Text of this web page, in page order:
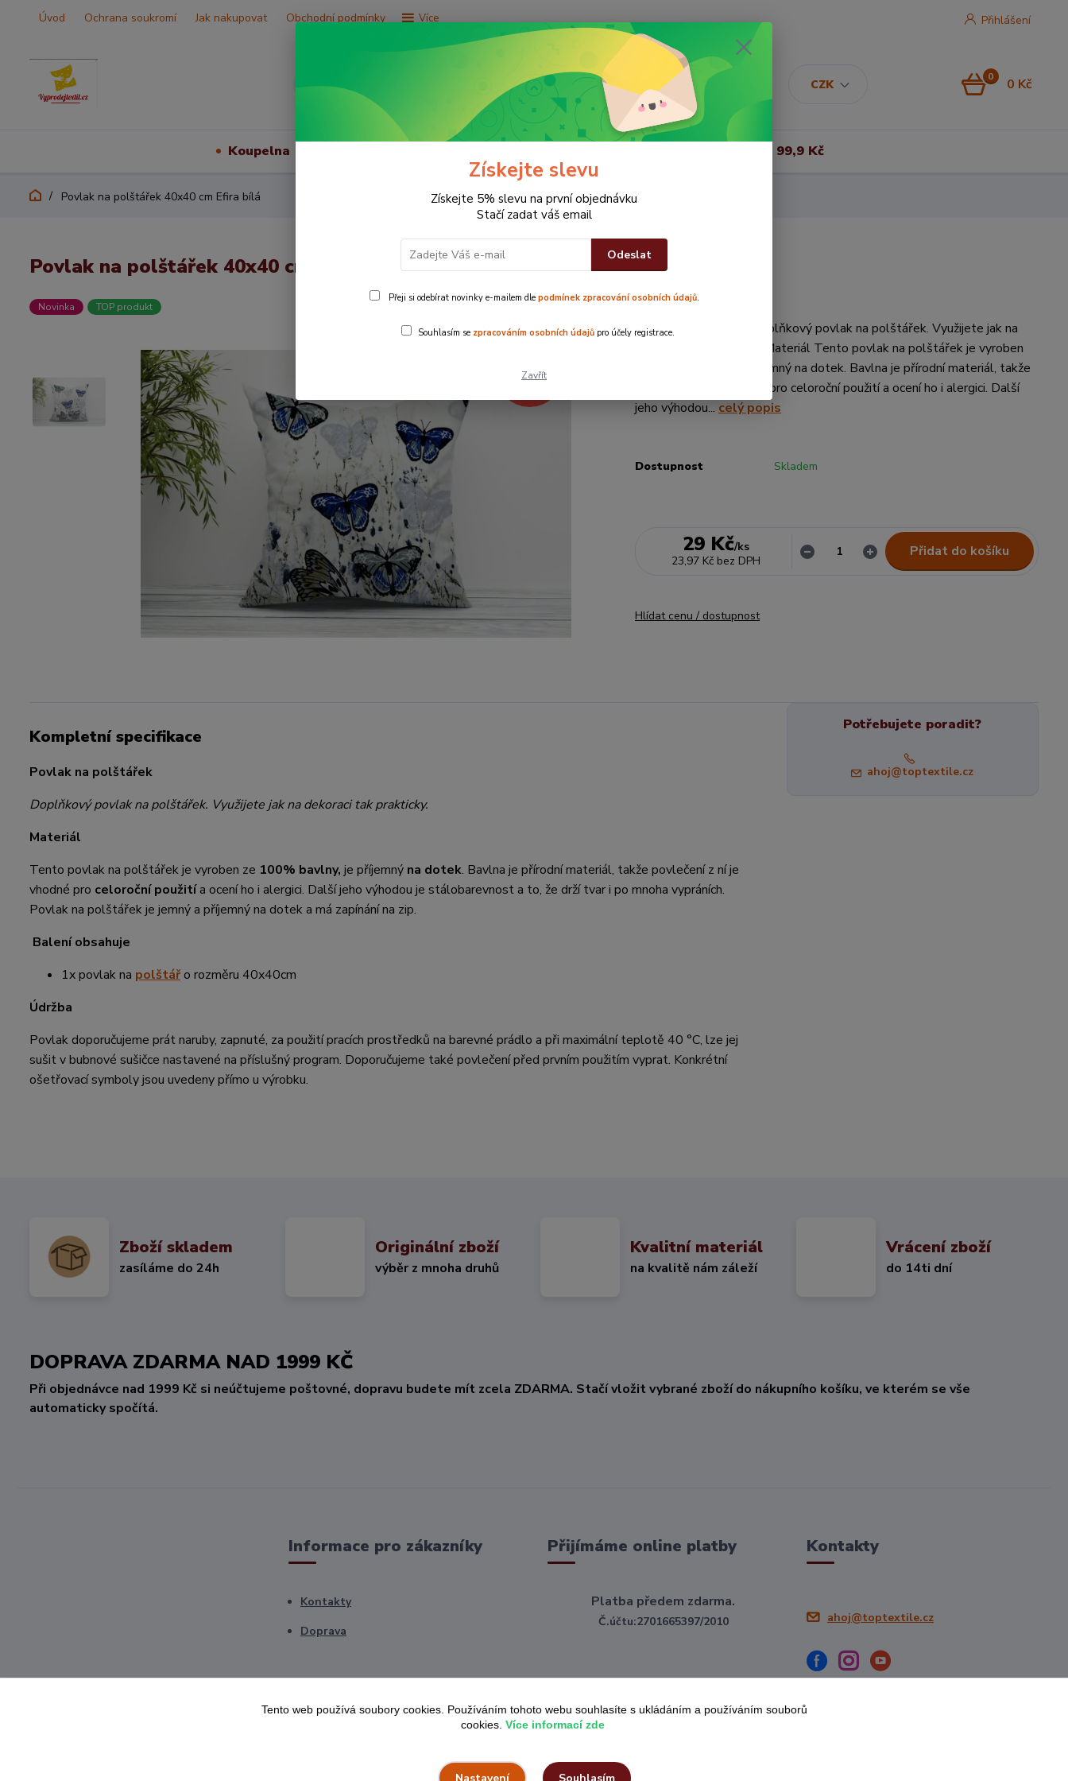
Úvod Ochrana soukromí Jak nakupovat Obchodní podmínky Více
CZK
Přihlášení
0 0 Kč
Koupelna Vše za 99,9 Kč
Povlak na polštářek 40x40 cm Efira bílá
Povlak na polštářek 40x40 cm Efira bílá
Novinka TOP produkt
59 Kč
Povlak na polštářek Doplňkový povlak na polštářek. Využijete jak na
dekoraci tak prakticky. Materiál Tento povlak na polštářek je vyroben
ze 100% bavlny, je příjemný na dotek. Bavlna je přírodní materiál, takže
povlečení z ní je vhodné pro celoroční použití a ocení ho i alergici. Další
jeho výhodou... celý popis
Dostupnost Skladem
29 Kč/ks
23,97 Kč bez DPH
Přidat do košíku
Hlídat cenu / dostupnost
Kompletní specifikace
Povlak na polštářek
Doplňkový povlak na polštářek. Využijete jak na dekoraci tak prakticky.
Materiál
Tento povlak na polštářek je vyroben ze 100% bavlny, je příjemný na dotek. Bavlna je přírodní materiál, takže povlečení z ní je
vhodné pro celoroční použitía ocení ho i alergici. Další jeho výhodou je stálobarevnost a to, že drží tvar i po mnoha vypráních.
Povlak na polštářek je jemný a příjemný na dotek a má zapínání na zip.
Balení obsahuje
1x povlak na polštářo rozměru 40x40cm
Údržba
Povlak doporučujeme prát naruby, zapnuté, za použití pracích prostředků na barevné prádlo a při maximální teplotě 40 °C, lze jej
sušit v bubnové sušičce nastavené na příslušný program. Doporučujeme také povlečení před prvním použitím vyprat. Konkrétní
ošetřovací symboly jsou uvedeny přímo u výrobku.
Potřebujete poradit?
ahoj@toptextile.cz
Zboží skladem
zasíláme do 24h
Originální zboží
výběr z mnoha druhů
Kvalitní materiál
na kvalitě nám záleží
Vrácení zboží
do 14ti dní
DOPRAVA ZDARMA NAD 1999 KČ
Při objednávce nad 1999 Kč si neúčtujeme poštovné, dopravu budete mít zcela ZDARMA. Stačí vložit vybrané zboží do nákupního košíku, ve kterém se vše
automaticky spočítá.
Informace pro zákazníky
Kontakty
Doprava
Přijímáme online platby
Platba předem zdarma.
Č.účtu:2701665397/2010
Kontakty
ahoj@toptextile.cz
Získejte slevu
Získejte 5% slevu na první objednávku
Stačí zadat váš email
Odeslat
Přeji si odebírat novinky e-mailem dle podmínek zpracování osobních údajů.
Souhlasím se zpracováním osobních údajů pro účely registrace.
Zavřít
Tento web používá soubory cookies. Používáním tohoto webu souhlasíte s ukládáním a používáním souborů
cookies. Více informací zde
Souhlasím